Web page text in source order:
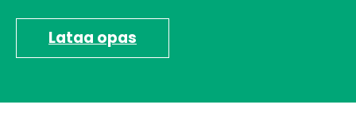
Lataa opas